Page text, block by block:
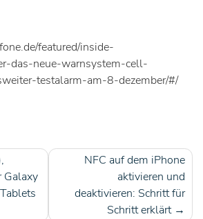
featured/inside-
das-neue-warnsystem-cell-
testalarm-am-8-dezember/#/
Galaxy
NFC auf dem iPhone
aktivieren und
deaktivieren: Schritt für
Schritt erklärt